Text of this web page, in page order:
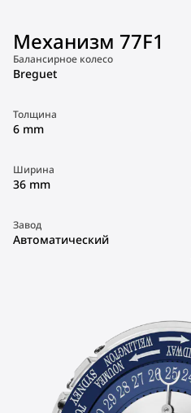
Механизм 77F1
Балансирное колесо
Breguet
Толщина
6 mm
Ширина
36 mm
Завод
Автоматический